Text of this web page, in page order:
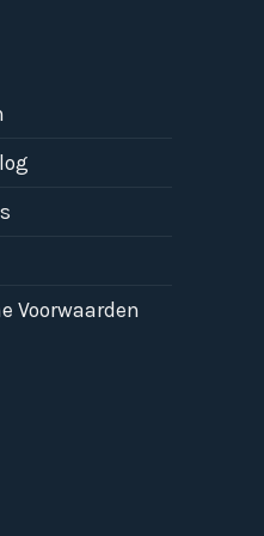
Voorwaarden